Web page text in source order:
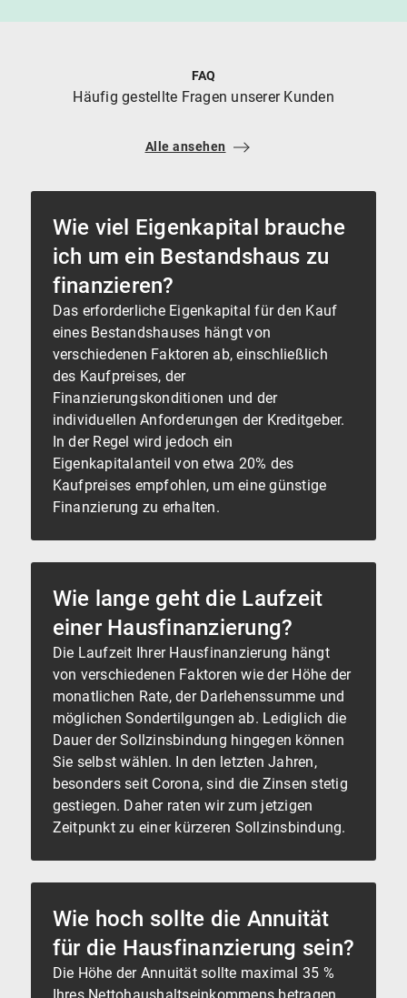
FAQ
Häufig gestellte Fragen unserer Kunden
Alle ansehen
Wie viel Eigenkapital brauche
ich um ein Bestandshaus zu
finanzieren?
Das erforderliche Eigenkapital für den Kauf
eines Bestandshauses hängt von
verschiedenen Faktoren ab, einschließlich
des Kaufpreises, der
Finanzierungskonditionen und der
individuellen Anforderungen der Kreditgeber.
In der Regel wird jedoch ein
Eigenkapitalanteil von etwa 20% des
Kaufpreises empfohlen, um eine günstige
Finanzierung zu erhalten.
Wie lange geht die Laufzeit
einer Hausfinanzierung?
Die Laufzeit Ihrer Hausfinanzierung hängt
von verschiedenen Faktoren wie der Höhe der
monatlichen Rate, der Darlehenssumme und
möglichen Sondertilgungen ab. Lediglich die
Dauer der Sollzinsbindung hingegen können
Sie selbst wählen. In den letzten Jahren,
besonders seit Corona, sind die Zinsen stetig
gestiegen. Daher raten wir zum jetzigen
Zeitpunkt zu einer kürzeren Sollzinsbindung.
Wie hoch sollte die Annuität
für die Hausfinanzierung sein?
Die Höhe der Annuität sollte maximal 35 %